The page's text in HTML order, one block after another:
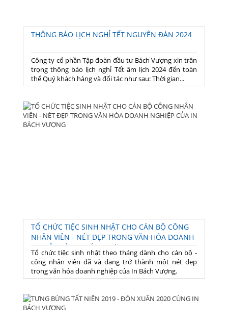
THÔNG BÁO LỊCH NGHỈ TẾT NGUYÊN ĐÁN 2024
Công ty cổ phần Tập đoàn đầu tư Bách Vượng xin trân
trọng thông báo lịch nghỉ Tết âm lịch 2024 đến toàn
thể Quý khách hàng và đối tác như sau: Thời gian...
TỔ CHỨC TIỆC SINH NHẬT CHO CÁN BỘ CÔNG
NHÂN VIÊN - NÉT ĐẸP TRONG VĂN HÓA DOANH
NGHIỆP CỦA IN BÁCH VƯỢNG
Tổ chức tiệc sinh nhật theo tháng dành cho cán bộ -
công nhân viên đã và đang trở thành một nét đẹp
trong văn hóa doanh nghiệp của In Bách Vượng.